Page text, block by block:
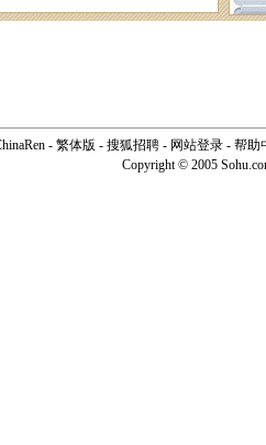
- 繁体版 - 搜狐招聘 - 网站登录 - 帮助
Copyright © 2005